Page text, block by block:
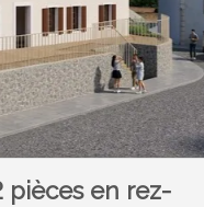
en rez-